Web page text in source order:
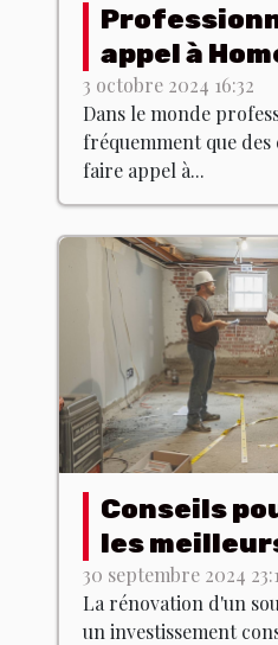
appel à
Débarras !
3 octobre 2024 16:32
Dans le monde
fréquemment que
faire appel à...
Conseils
les
rénovation
30 septembre 2024
La rénovation d'un
un investissement